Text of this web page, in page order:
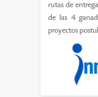
rutas de
de las 4
proyectos